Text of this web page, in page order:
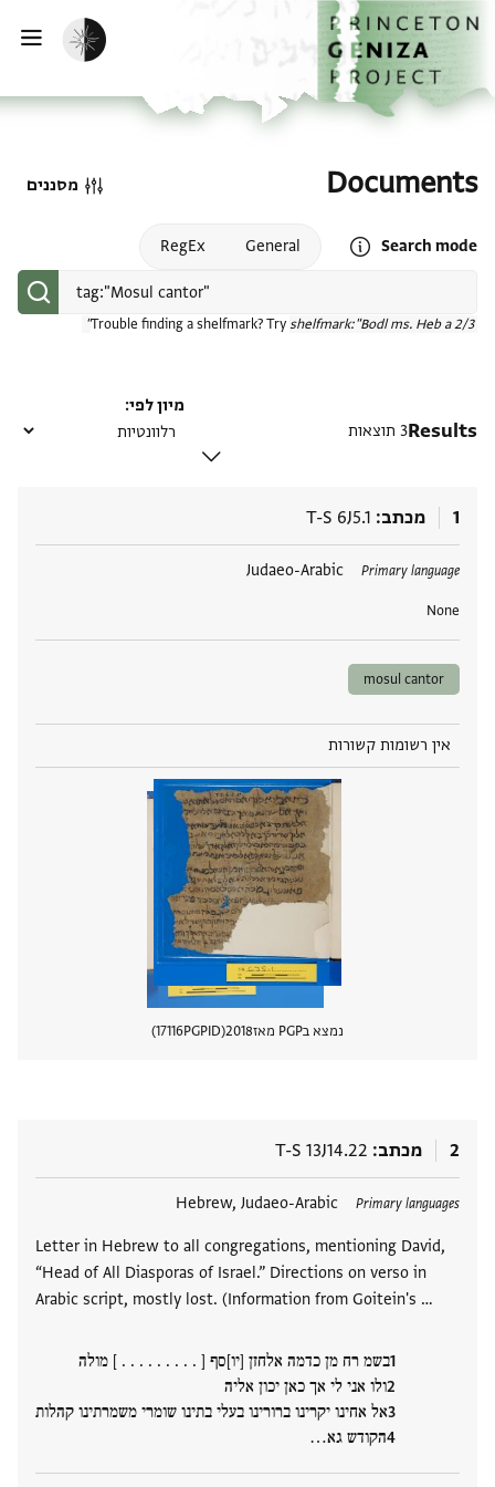
דילוג לתוכן
דף הבית
הפעלת מצב כהה
Documents
Search mode
Open search mode help
General
RegEx
Trouble finding a shelfmark? Try shelfmark:"Bodl ms. Heb a 2/3"
מסננים
Results3 תוצאות
מיון לפי
1 מכתב T-S 6J5.1
Primary language
Judaeo-Arabic
None
תגים
mosul cantor
אין רשומות קשורות
נמצא בPGP מאז 2018
PGPID
17116
2 מכתב T-S 13J14.22
Primary languages
Hebrew, Judaeo-Arabic
Letter in Hebrew to all congregations, mentioning David,
“Head of All Diasporas of Israel.” Directions on verso in
Arabic script, mostly lost. (Information from Goitein's …
בשמ רח מן כדמה אלחזן [יו]סף [ . . . . . . . . . ] מולה
ולו אני לי אך כאן יכון אליה
אל אחינו יקרינו ברורינו בעלי בתינו שומרי משמרתינו קהלות
הקודש גא‮…
תגים